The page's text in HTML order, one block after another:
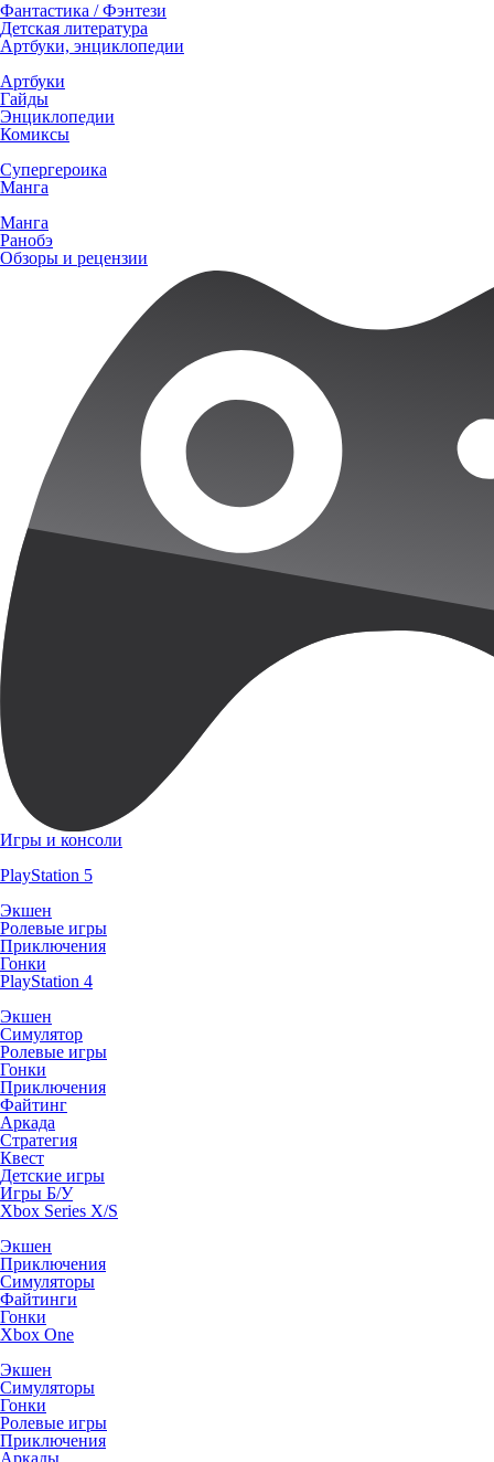
Фантастика / Фэнтези
Детская литература
Артбуки, энциклопедии
Артбуки
Гайды
Энциклопедии
Комиксы
Супергероика
Манга
Манга
Ранобэ
Обзоры и рецензии
Игры и консоли
PlayStation 5
Экшен
Ролевые игры
Приключения
Гонки
PlayStation 4
Экшен
Симулятор
Ролевые игры
Гонки
Приключения
Файтинг
Аркада
Стратегия
Квест
Детские игры
Игры Б/У
Xbox Series X/S
Экшен
Приключения
Симуляторы
Файтинги
Гонки
Xbox One
Экшен
Симуляторы
Гонки
Ролевые игры
Приключения
Аркады